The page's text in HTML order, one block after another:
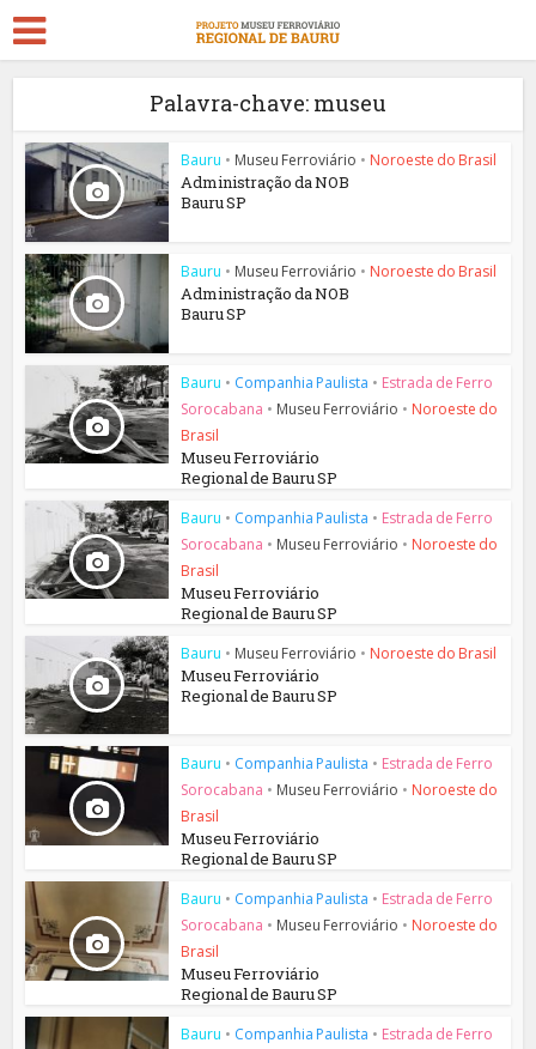
Palavra-chave: museu
Bauru • Museu Ferroviário • Noroeste do Brasil
Administração da NOB
Bauru SP
Bauru • Museu Ferroviário • Noroeste do Brasil
Administração da NOB
Bauru SP
Bauru • Companhia Paulista • Estrada de Ferro
Sorocabana • Museu Ferroviário • Noroeste do
Brasil
Museu Ferroviário
Regional de Bauru SP
Bauru • Companhia Paulista • Estrada de Ferro
Sorocabana • Museu Ferroviário • Noroeste do
Brasil
Museu Ferroviário
Regional de Bauru SP
Bauru • Museu Ferroviário • Noroeste do Brasil
Museu Ferroviário
Regional de Bauru SP
Bauru • Companhia Paulista • Estrada de Ferro
Sorocabana • Museu Ferroviário • Noroeste do
Brasil
Museu Ferroviário
Regional de Bauru SP
Bauru • Companhia Paulista • Estrada de Ferro
Sorocabana • Museu Ferroviário • Noroeste do
Brasil
Museu Ferroviário
Regional de Bauru SP
Bauru • Companhia Paulista • Estrada de Ferro